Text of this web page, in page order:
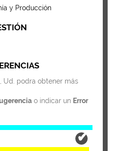
y Producción
, Ud. podra obtener más
o indicar un Error